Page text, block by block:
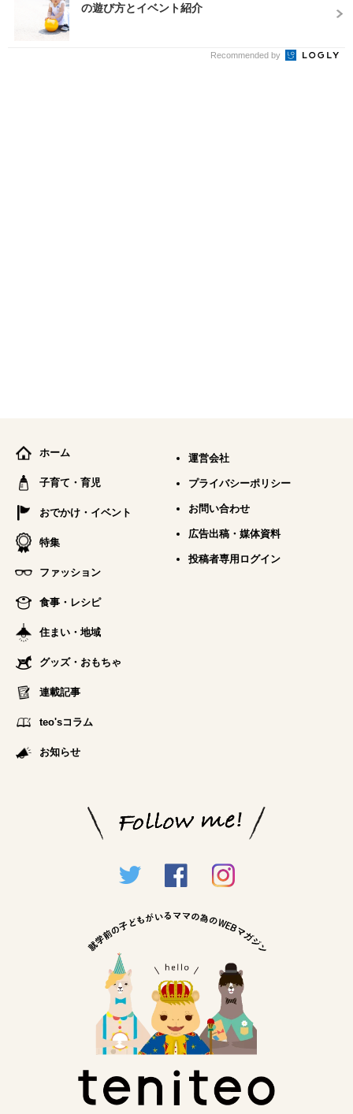
の遊び方とイベント紹介
Recommended by
ホーム
子育て・育児
おでかけ・イベント
特集
ファッション
食事・レシピ
住まい・地域
グッズ・おもちゃ
連載記事
teo'sコラム
お知らせ
運営会社
プライバシーポリシー
お問い合わせ
広告出稿・媒体資料
投稿者専用ログイン